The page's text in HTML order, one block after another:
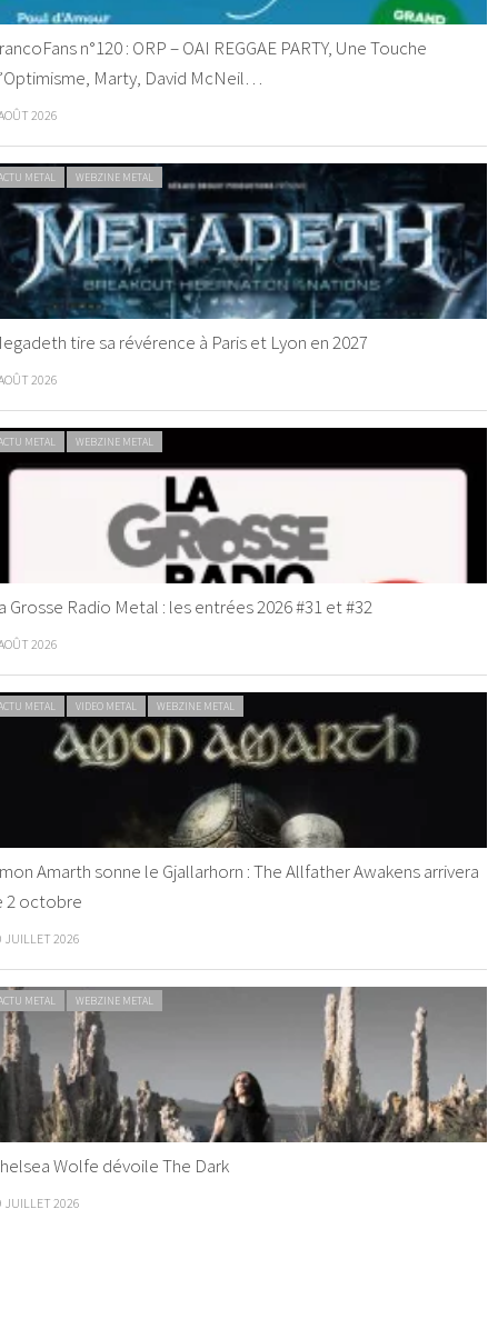
n°120 : ORP – OAI REGGAE PARTY, Une Touche
Marty, David McNeil…
2026
METAL WEBZINE METAL
tire sa révérence à Paris et Lyon en 2027
2026
METAL WEBZINE METAL
Grosse Radio Metal : les entrées 2026 #31 et #32
2026
METAL VIDEO METAL WEBZINE METAL
Amarth sonne le Gjallarhorn : The Allfather Awakens arrivera
2 octobre
JUILLET 2026
METAL WEBZINE METAL
Wolfe dévoile The Dark
JUILLET 2026